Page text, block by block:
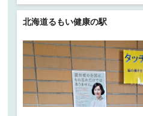
北海道るもい健康の駅